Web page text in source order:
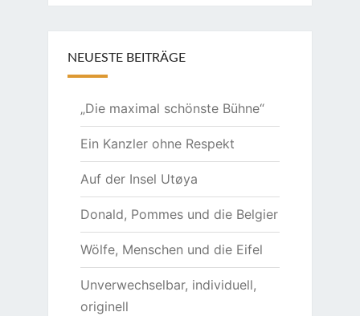
NEUESTE BEITRÄGE
„Die maximal schönste Bühne“
Ein Kanzler ohne Respekt
Auf der Insel Utøya
Donald, Pommes und die Belgier
Wölfe, Menschen und die Eifel
Unverwechselbar, individuell,
originell